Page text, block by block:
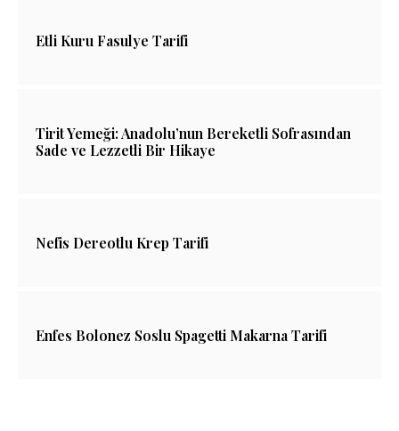
Etli Kuru Fasulye Tarifi
Tirit Yemeği: Anadolu’nun Bereketli Sofrasından
Sade ve Lezzetli Bir Hikaye
Nefis Dereotlu Krep Tarifi
Enfes Bolonez Soslu Spagetti Makarna Tarifi